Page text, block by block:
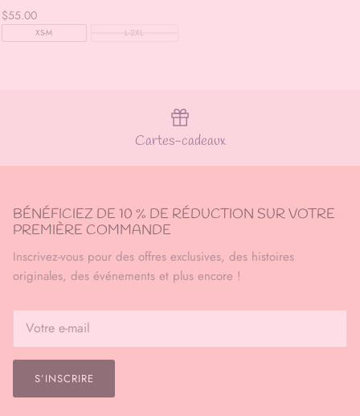
$55.00
XS-M L-2XL
Cartes-cadeaux
BÉNÉFICIEZ DE 10 % DE RÉDUCTION SUR VOTRE
PREMIÈRE COMMANDE
Inscrivez-vous pour des offres exclusives, des histoires
originales, des événements et plus encore !
S’INSCRIRE